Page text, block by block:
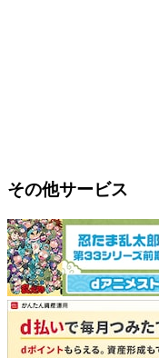
その他サービス